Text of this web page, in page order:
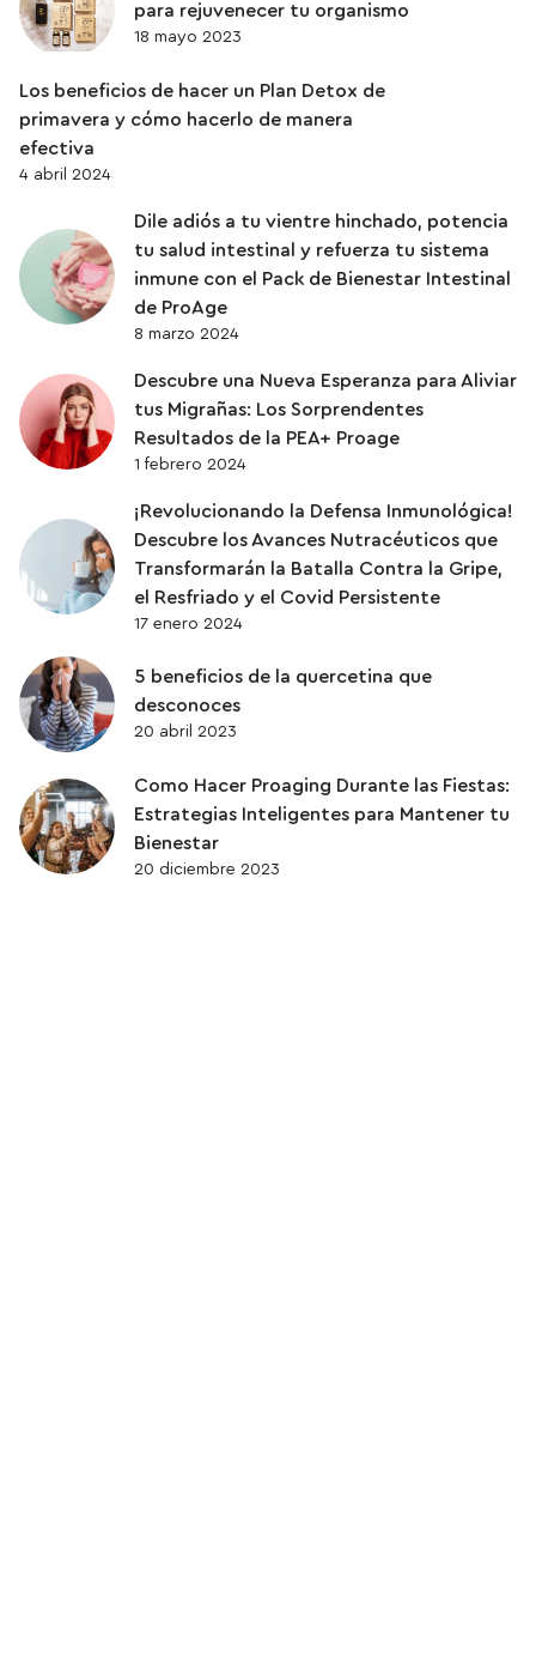
para rejuvenecer tu organismo
18 mayo 2023
Los beneficios de hacer un Plan Detox de
primavera y cómo hacerlo de manera
efectiva
4 abril 2024
Dile adiós a tu vientre hinchado, potencia
tu salud intestinal y refuerza tu sistema
inmune con el Pack de Bienestar Intestinal
de ProAge
8 marzo 2024
Descubre una Nueva Esperanza para Aliviar
tus Migrañas: Los Sorprendentes
Resultados de la PEA+ Proage
1 febrero 2024
¡Revolucionando la Defensa Inmunológica!
Descubre los Avances Nutracéuticos que
Transformarán la Batalla Contra la Gripe,
el Resfriado y el Covid Persistente
17 enero 2024
5 beneficios de la quercetina que
desconoces
20 abril 2023
Como Hacer Proaging Durante las Fiestas:
Estrategias Inteligentes para Mantener tu
Bienestar
20 diciembre 2023